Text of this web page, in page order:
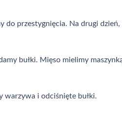
do przestygnięcia. Na drugi
bułki. Mięso mielimy
warzywa i odciśnięte bułki.